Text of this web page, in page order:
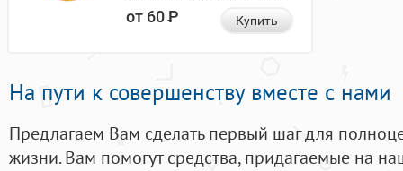
от 60Р Купить
На пути к совершенству вместе с нами
Предлагаем Вам сделать первый шаг для
жизни. Вам помогут средства, придагаемые на